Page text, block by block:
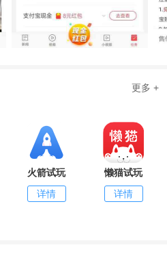
更多 +
火箭试玩
详情
懒猫试玩
详情